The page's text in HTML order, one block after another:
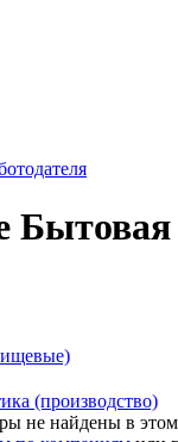
(производство)
не найдены в этом